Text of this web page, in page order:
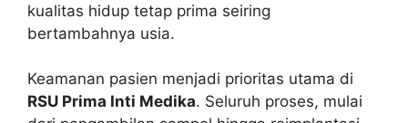
kualitas hidup tetap prima seiring
bertambahnya usia.
Keamanan pasien menjadi prioritas utama di
RSU Prima Inti Medika. Seluruh proses, mulai